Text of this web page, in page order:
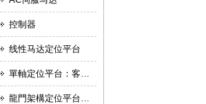
控制器
线性马达定位平台
單軸定位平台：客製化
龍門架構定位平台：標準